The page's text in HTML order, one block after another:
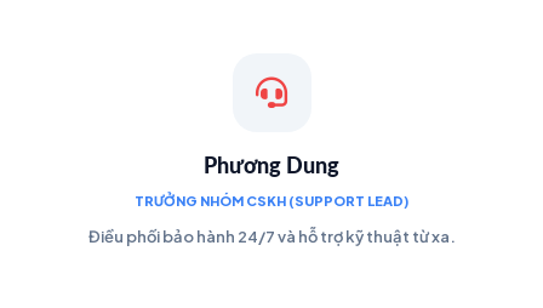
Phương Dung
TRƯỞNG NHÓM CSKH (SUPPORT LEAD)
Điều phối bảo hành 24/7 và hỗ trợ kỹ thuật từ xa.